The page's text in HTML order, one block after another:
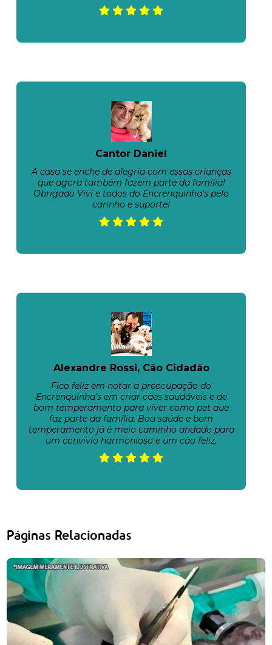
Cantor Daniel
A casa se enche de alegria com essas crianças
que agora também fazem parte da família!
Obrigado Vivi e todos do Encrenquinha's pelo
carinho e suporte!
Alexandre Rossi, Cão Cidadão
Fico feliz em notar a preocupação do
Encrenquinha’s em criar cães saudáveis e de
bom temperamento para viver como pet que
faz parte da família. Boa saúde e bom
temperamento já é meio caminho andado para
um convívio harmonioso e um cão feliz.
Páginas Relacionadas